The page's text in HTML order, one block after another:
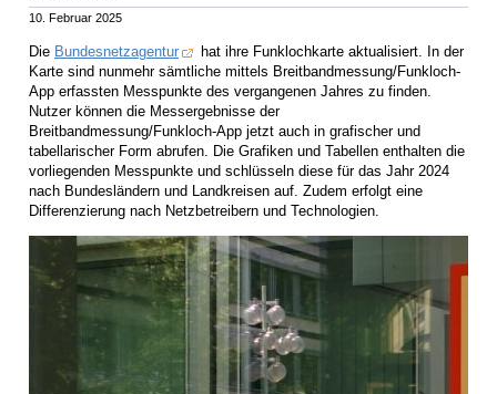
10. Februar 2025
Die Bundesnetzagentur
hat ihre Funklochkarte aktualisiert. In der
Karte sind nunmehr sämtliche mittels Breitbandmessung/Funkloch-
App erfassten Messpunkte des vergangenen Jahres zu finden.
Nutzer können die Messergebnisse der
Breitbandmessung/Funkloch-App jetzt auch in grafischer und
tabellarischer Form abrufen. Die Grafiken und Tabellen enthalten die
vorliegenden Messpunkte und schlüsseln diese für das Jahr 2024
nach Bundesländern und Landkreisen auf. Zudem erfolgt eine
Differenzierung nach Netzbetreibern und Technologien.